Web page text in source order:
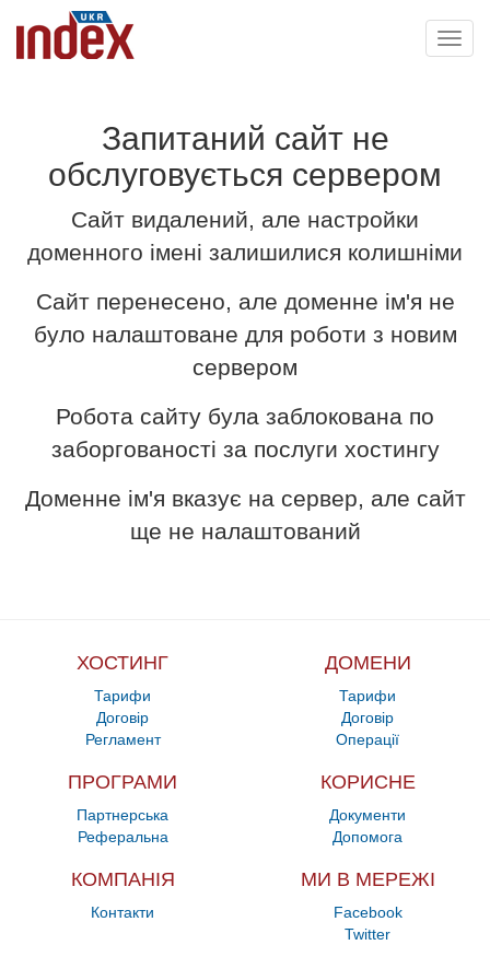
Запитаний сайт не
обслуговується сервером
Сайт видалений, але настройки
доменного імені залишилися колишніми
Сайт перенесено, але доменне ім'я не
було налаштоване для роботи з новим
сервером
Робота сайту була заблокована по
заборгованості за послуги хостингу
Доменне ім'я вказує на сервер, але сайт
ще не налаштований
ХОСТИНГ
Тарифи
Договір
Регламент
ДОМЕНИ
Тарифи
Договір
Операції
ПРОГРАМИ
Партнерська
Реферальна
КОРИСНЕ
Документи
Допомога
КОМПАНІЯ
Контакти
МИ В МЕРЕЖІ
Facebook
Twitter